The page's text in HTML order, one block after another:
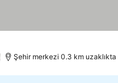
Şehir merkezi 0.3 km uzaklıkta